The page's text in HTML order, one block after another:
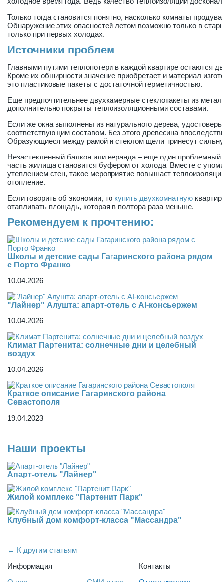
Только тогда становится понятно, насколько комнаты
Обнаружение этих опасностей летом возможно только в
только при первых холодах.
Источники проблем
Главными путями теплопотери в каждой квартире остаются
Кроме их обширности значение приобретает и материал
это пластиковые пакеты с достаточной герметичностью.
Еще предпочтительнее двухкамерные стеклопакеты из
дополнительно покрыты теплоизоляционными составами.
Если же окна выполнены из натурального дерева,
соответствующим составом. Без этого древесина
Образующиеся между рамой и стеклом щели принесут
Незастекленный балкон или веранда – еще один проблемный
часть жилища становится буфером от холода. Вместе с
утеплением стен, такое мероприятие повышает
отопление.
Если говорить об экономии, то купить двухкомнатную
отапливать площадь, которая в полтора раза меньше.
Рекомендуем к прочтению:
Школы и детские сады Гагаринского района рядом
с Порто Франко
10.04.2026
"Лайнер" Алушта: апарт-отель с AI-консьержем
10.04.2026
Климат Партенита: солнечные дни и целебный
воздух
10.04.2026
Краткое описание Гагаринского района
Севастополя
19.04.2023
Наши проекты
Апарт-отель "Лайнер"
Жилой комплекс "Партенит Парк"
Клубный дом комфорт-класса "Массандра"
← К другим статьям
Информация
Контакты